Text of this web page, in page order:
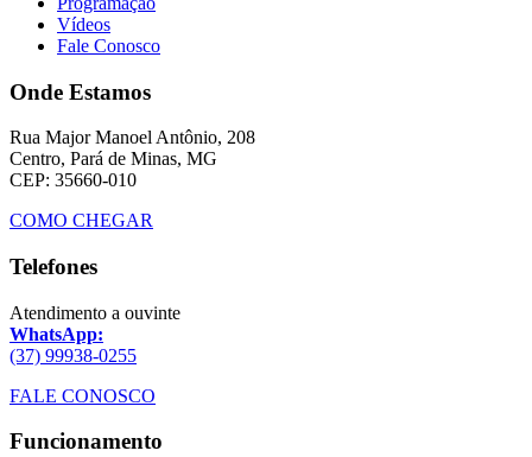
Vídeos
Fale Conosco
Onde Estamos
Rua Major Manoel Antônio, 208
Centro, Pará de Minas, MG
CEP: 35660-010
COMO CHEGAR
Telefones
Atendimento a ouvinte
WhatsApp:
(37) 99938-0255
FALE CONOSCO
Funcionamento